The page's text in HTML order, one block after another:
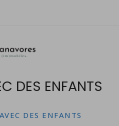
DES ENFANTS
DES ENFANTS